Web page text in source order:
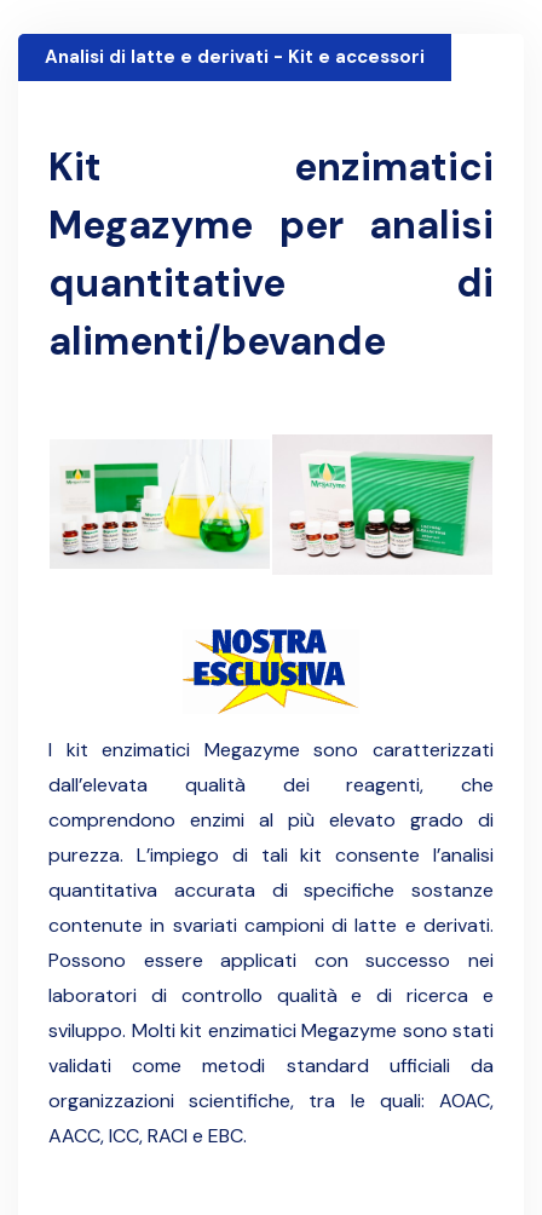
Kit enzimatici
Megazyme per analisi
quantitative di
alimenti/bevande
I kit enzimatici Megazyme sono caratterizzati
dall’elevata qualità dei reagenti, che
comprendono enzimi al più elevato grado di
purezza. L’impiego di tali kit consente l’analisi
quantitativa accurata di specifiche sostanze
contenute in svariati campioni di latte e derivati.
Possono essere applicati con successo nei
laboratori di controllo qualità e di ricerca e
sviluppo. Molti kit enzimatici Megazyme sono stati
validati come metodi standard ufficiali da
organizzazioni scientifiche, tra le quali: AOAC,
AACC, ICC, RACI e EBC.
Analisi di latte e derivati - Kit e accessori
30 Novembre 1999